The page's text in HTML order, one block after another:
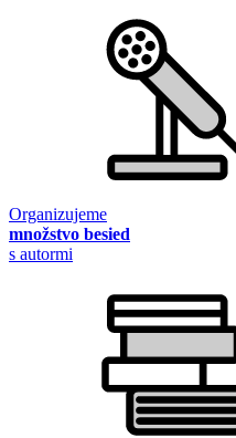
Organizujeme
množstvo besied
s autormi